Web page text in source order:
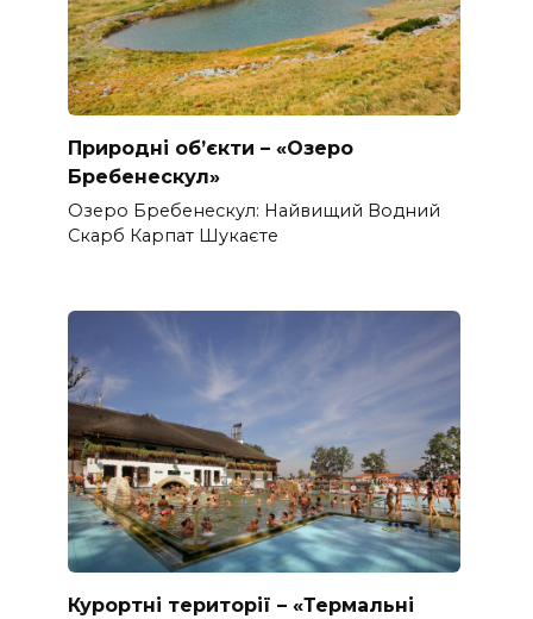
Природні об’єкти – «Озеро
Бребенескул»
Озеро Бребенескул: Найвищий Водний
Скарб Карпат Шукаєте
Курортні території – «Термальні